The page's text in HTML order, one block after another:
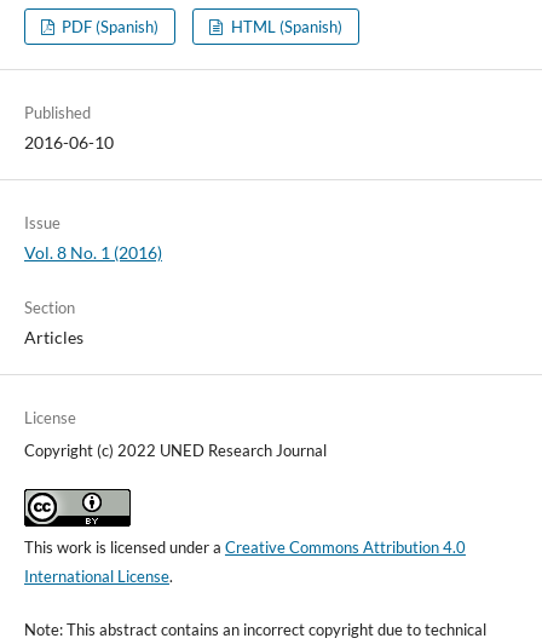
PDF (Spanish) HTML (Spanish)
Published
2016-06-10
Issue
Vol. 8 No. 1 (2016)
Section
Articles
License
Copyright (c) 2022 UNED Research Journal
This work is licensed under a Creative Commons Attribution 4.0
International License.
Note: This abstract contains an incorrect copyright due to technical